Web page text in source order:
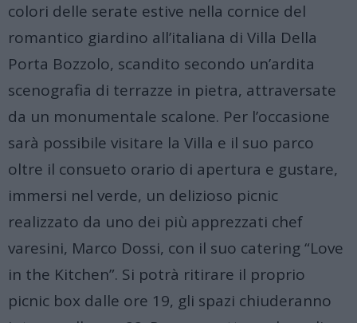
colori delle serate estive nella cornice del
romantico giardino all’italiana di Villa Della
Porta Bozzolo, scandito secondo un’ardita
scenografia di terrazze in pietra, attraversate
da un monumentale scalone. Per l’occasione
sarà possibile visitare la Villa e il suo parco
oltre il consueto orario di apertura e gustare,
immersi nel verde, un delizioso picnic
realizzato da uno dei più apprezzati chef
varesini, Marco Dossi, con il suo catering “Love
in the Kitchen”. Si potrà ritirare il proprio
picnic box dalle ore 19, gli spazi chiuderanno